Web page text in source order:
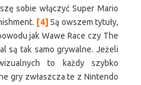
sobie włączyć Super Mario
[4] Są owszem tytuły,
jak Wawe Race czy The
są tak samo grywalne. Jeżeli
to każdy szybko
gry zwłaszcza te z Nintendo